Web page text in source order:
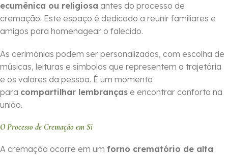
ecumênica ou religiosa antes do processo de
cremação. Este espaço é dedicado a reunir familiares e
amigos para homenagear o falecido.
As cerimônias podem ser personalizadas, com escolha de
músicas, leituras e símbolos que representem a trajetória
e os valores da pessoa. É um momento
para compartilhar lembranças e encontrar conforto na
união.
O Processo de Cremação em Si
A cremação ocorre em um forno crematório de alta